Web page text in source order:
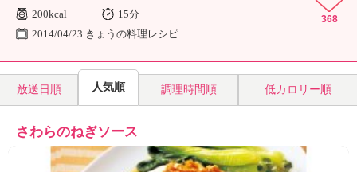
200kcal
15分
2014/04/23 きょうの料理レシピ
368
放送日順 人気順 調理時間順 低カロリー順
さわらのねぎソース